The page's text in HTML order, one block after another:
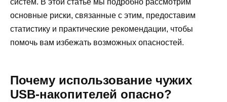
систем. В этой статье мы подробно рассмотрим
основные риски, связанные с этим, предоставим
статистику и практические рекомендации, чтобы
помочь вам избежать возможных опасностей.
Почему использование чужих
USB-накопителей опасно?